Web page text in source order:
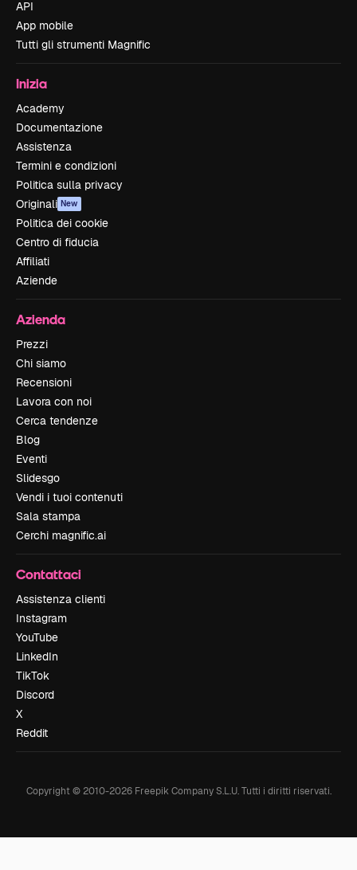
API
App mobile
Tutti gli strumenti Magnific
Inizia
Academy
Documentazione
Assistenza
Termini e condizioni
Politica sulla privacy
Originali New
Politica dei cookie
Centro di fiducia
Affiliati
Aziende
Azienda
Prezzi
Chi siamo
Recensioni
Lavora con noi
Cerca tendenze
Blog
Eventi
Slidesgo
Vendi i tuoi contenuti
Sala stampa
Cerchi magnific.ai
Contattaci
Assistenza clienti
Instagram
YouTube
LinkedIn
TikTok
Discord
X
Reddit
Copyright © 2010-2026Freepik Company S.L.U. Tutti i diritti riservati.